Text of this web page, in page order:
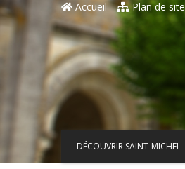
Accueil Plan de site
DÉCOUVRIR SAINT-MICHEL